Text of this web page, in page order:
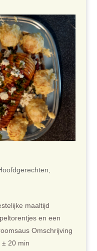
maaltijd
en een
Omschrijving
20 min